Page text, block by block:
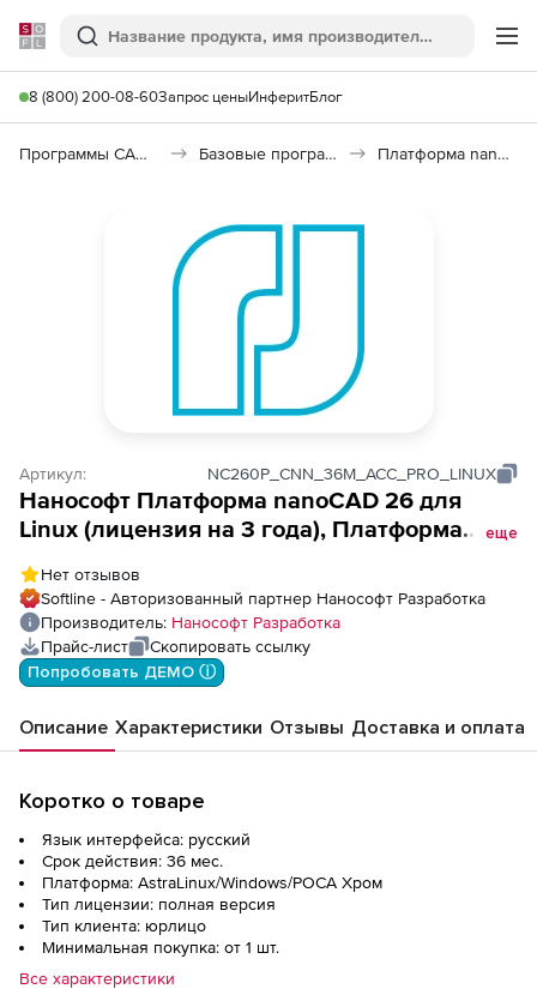
Softline
Поиск
8 (800) 200-08-60Запрос ценыИнферитБлог
Программы САПР и ГИС Базовые программы Платформа nanoCAD 26
Артикул: NC260P_CNN_36M_ACC_PRO_LINUX
Нанософт Платформа nanoCAD 26 для
Linux (лицензия на 3 года), Платформа
сетевая лицензия, серверная часть
еще
Нет отзывов
Softline - Авторизованный партнер Нанософт Разработка
Производитель: Нанософт Разработка
Прайс-лист
Скопировать ссылку
Попробовать ДЕМО ⓘ
Описание Характеристики Отзывы Доставка и оплата
Коротко о товаре
Язык интерфейса: русский
Срок действия: 36 мес.
Платформа: AstraLinux/Windows/РОСА Хром
Тип лицензии: полная версия
Тип клиента: юрлицо
Минимальная покупка: от 1 шт.
Все характеристики